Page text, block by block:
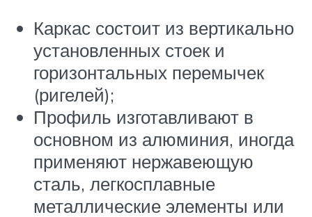
Каркас состоит из вертикально
установленных стоек и
горизонтальных перемычек
(ригелей);
Профиль изготавливают в
основном из алюминия, иногда
применяют нержавеющую
сталь, легкосплавные
металлические элементы или